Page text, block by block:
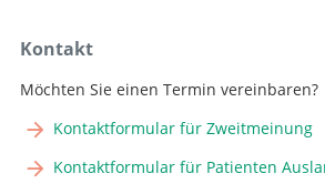
Kontakt
Möchten Sie einen Termin vereinbaren?
Kontaktformular für Zweitmeinung
Kontaktformular für Patienten